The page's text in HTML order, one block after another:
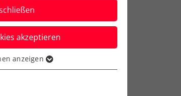
akzeptieren
Funktionen der
dass die Webseite
anzeigen